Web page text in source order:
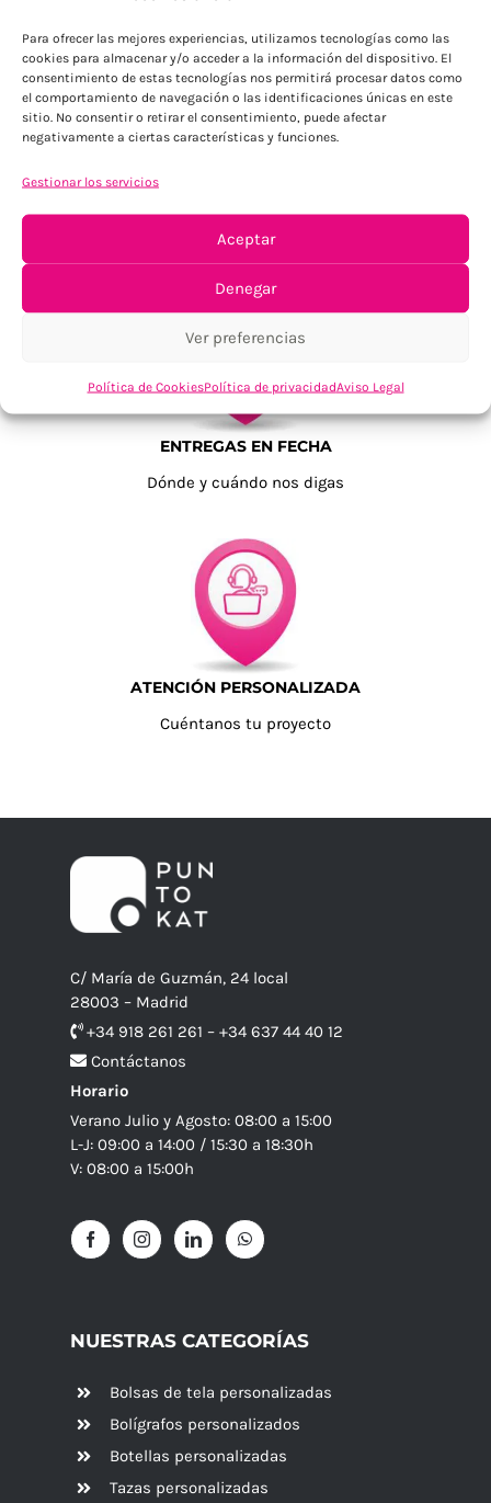
Para ofrecer las mejores experiencias, utilizamos tecnologías como las
cookies para almacenar y/o acceder a la información del dispositivo. El
consentimiento de estas tecnologías nos permitirá procesar datos como
el comportamiento de navegación o las identificaciones únicas en este
sitio. No consentir o retirar el consentimiento, puede afectar
negativamente a ciertas características y funciones.
Gestionar los servicios
Aceptar
Denegar
Ver preferencias
Política de CookiesPolítica de privacidadAviso Legal
Tu confianza, nuestro objetivo
ENTREGAS EN FECHA
Dónde y cuándo nos digas
ATENCIÓN PERSONALIZADA
Cuéntanos tu proyecto
C/ María de Guzmán, 24 local
28003 – Madrid
+34 918 261 261 – +34 637 44 40 12
Contáctanos
Horario
Verano Julio y Agosto: 08:00 a 15:00
L-J: 09:00 a 14:00 / 15:30 a 18:30h
V: 08:00 a 15:00h
NUESTRAS CATEGORÍAS
Bolsas de tela personalizadas
Bolígrafos personalizados
Botellas personalizadas
Tazas personalizadas